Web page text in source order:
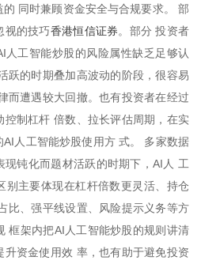
同时兼顾资金安全与合规要求。 部
视的技巧香港恒信证券。部分 投资者
人工智能炒股的风险属性缺乏足够认
跃的时期叠加高波动的阶段，很容易
而遭遇较大回撤。也有投资者在经过
控制杠杆 倍数、拉长评估周期，在实
人工智能炒股使用方 式。 多家数据
钝化而题材活跃的时期下，AI人 工
别主要体现在杠杆倍数更灵活、持仓
比、强平线设置、风险提示义务等方
框架内把AI人工智能炒股的规则讲清
资金使用效 率，也有助于避免投资